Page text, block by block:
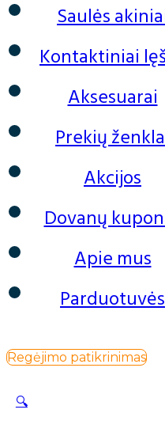
Saulės
Kontaktiniai
Aksesuarai
Prekių
Akcijos
Dovanų
Apie mus
Parduotuvės
Regėjimo patikrinimas
🔍